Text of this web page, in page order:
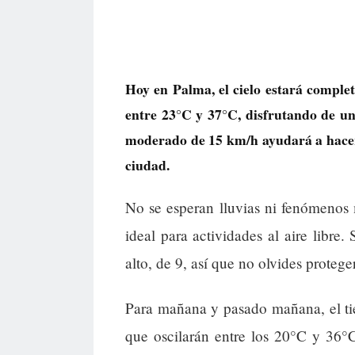
Hoy en Palma, el cielo estará
entre 23°C y 37°C, disfrutando de
moderado de 15 km/h ayudará a
ciudad.
No se esperan lluvias ni
ideal para actividades al aire
alto, de 9, así que no olvides
Para mañana y pasado mañana, el
que oscilarán entre los 20°C y